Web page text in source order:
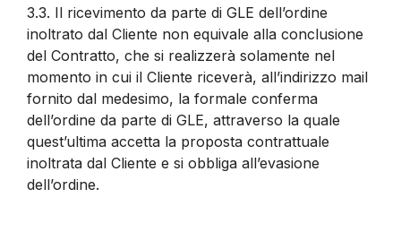
3.3. Il ricevimento da parte di GLE dell’ordine
inoltrato dal Cliente non equivale alla conclusione
del Contratto, che si realizzerà solamente nel
momento in cui il Cliente riceverà, all’indirizzo mail
fornito dal medesimo, la formale conferma
dell’ordine da parte di GLE, attraverso la quale
quest’ultima accetta la proposta contrattuale
inoltrata dal Cliente e si obbliga all’evasione
dell’ordine.